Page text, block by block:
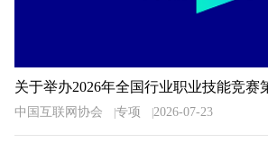
中国互联网协会 专项 2026-07-23